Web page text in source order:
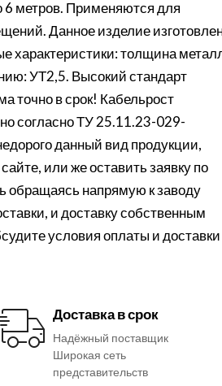
6 метров. Применяются для
Данное изделие
характеристики: толщина
УТ2,5. Высокий стандарт
точно в срок! Кабельрост
согласно ТУ 25.11.23-029-
данный вид продукции,
или же оставить заявку по
обращаясь напрямую к заводу
и доставку собственным
условия оплаты и
Доставка в срок
Надёжный поставщик
Широкая сеть
представительств